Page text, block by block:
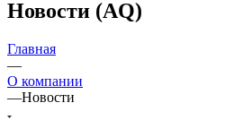
Новости (AQ)
Главная
—
О компании
—Новости